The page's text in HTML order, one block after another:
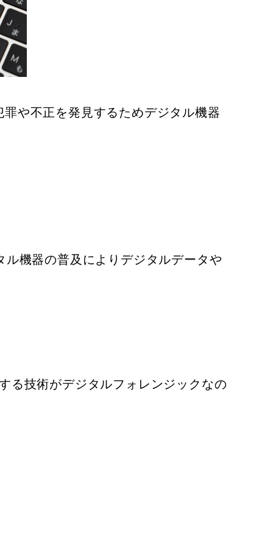
や不正を発見するためデジタル機器
ル機器の普及によりデジタルデータや
る技術がデジタルフォレンジックなの